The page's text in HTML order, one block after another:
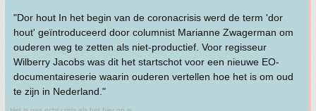
"Dor hout In het begin van de coronacrisis werd de term 'dor
hout' geïntroduceerd door columnist Marianne Zwagerman om
ouderen weg te zetten als niet-productief. Voor regisseur
Wilberry Jacobs was dit het startschot voor een nieuwe EO-
documentaireserie waarin ouderen vertellen hoe het is om oud
te zijn in Nederland."